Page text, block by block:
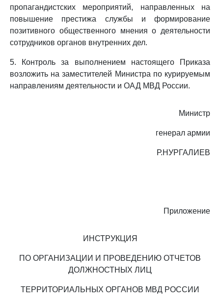
пропагандистских мероприятий, направленных на
повышение престижа службы и формирование
позитивного общественного мнения о деятельности
сотрудников органов внутренних дел.
5. Контроль за выполнением настоящего Приказа
возложить на заместителей Министра по курируемым
направлениям деятельности и ОАД МВД России.
Министр
генерал армии
Р.НУРГАЛИЕВ
Приложение
ИНСТРУКЦИЯ
ПО ОРГАНИЗАЦИИ И ПРОВЕДЕНИЮ ОТЧЕТОВ
ДОЛЖНОСТНЫХ ЛИЦ
ТЕРРИТОРИАЛЬНЫХ ОРГАНОВ МВД РОССИИ